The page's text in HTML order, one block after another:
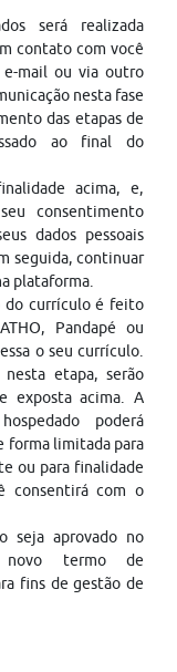
será realizada
contato com você
mail ou via outro
nesta fase
das etapas de
ao final do
acima, e,
consentimento
dados pessoais
seguida, continuar
plataforma.
do currículo é feito
Pandapé ou
o seu currículo.
etapa, serão
exposta acima. A
poderá
forma limitada para
ou para finalidade
consentirá com o
seja aprovado no
novo termo de
fins de gestão de